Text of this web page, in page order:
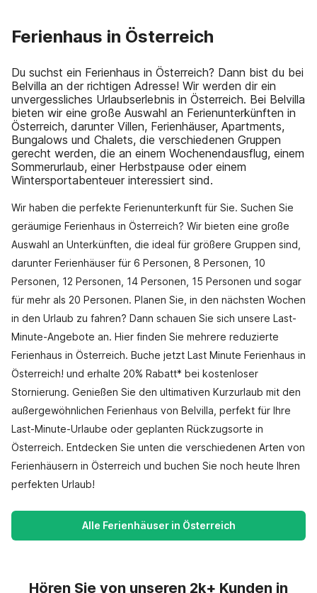
Ferienhaus in Österreich
Du suchst ein Ferienhaus in Österreich? Dann bist du bei
Belvilla an der richtigen Adresse! Wir werden dir ein
unvergessliches Urlaubserlebnis in Österreich. Bei Belvilla
bieten wir eine große Auswahl an Ferienunterkünften in
Österreich, darunter Villen, Ferienhäuser, Apartments,
Bungalows und Chalets, die verschiedenen Gruppen
gerecht werden, die an einem Wochenendausflug, einem
Sommerurlaub, einer Herbstpause oder einem
Wintersportabenteuer interessiert sind.
Wir haben die perfekte Ferienunterkunft für Sie. Suchen Sie
geräumige Ferienhaus in Österreich? Wir bieten eine große
Auswahl an Unterkünften, die ideal für größere Gruppen sind,
darunter Ferienhäuser für 6 Personen, 8 Personen, 10
Personen, 12 Personen, 14 Personen, 15 Personen und sogar
für mehr als 20 Personen. Planen Sie, in den nächsten Wochen
in den Urlaub zu fahren? Dann schauen Sie sich unsere Last-
Minute-Angebote an. Hier finden Sie mehrere reduzierte
Ferienhaus in Österreich. Buche jetzt Last Minute Ferienhaus in
Österreich! und erhalte 20% Rabatt* bei kostenloser
Stornierung. Genießen Sie den ultimativen Kurzurlaub mit den
außergewöhnlichen Ferienhaus von Belvilla, perfekt für Ihre
Last-Minute-Urlaube oder geplanten Rückzugsorte in
Österreich. Entdecken Sie unten die verschiedenen Arten von
Ferienhäusern in Österreich und buchen Sie noch heute Ihren
perfekten Urlaub!
Alle Ferienhäuser in Österreich
Hören Sie von unseren 2k+ Kunden in